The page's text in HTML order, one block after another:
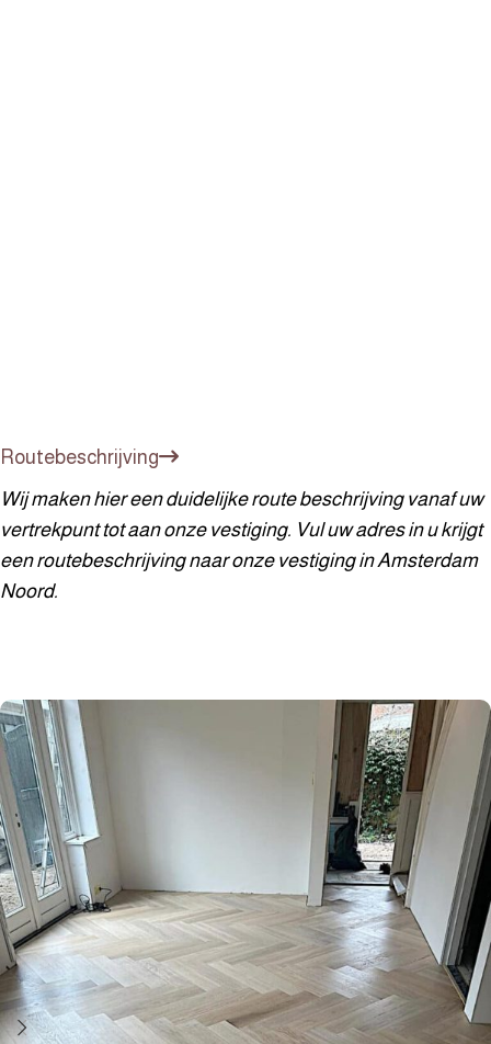
Routebeschrijving
Wij maken hier een duidelijke route beschrijving vanaf uw
vertrekpunt tot aan onze vestiging. Vul uw adres in u krijgt
een routebeschrijving naar onze vestiging in Amsterdam
Noord.